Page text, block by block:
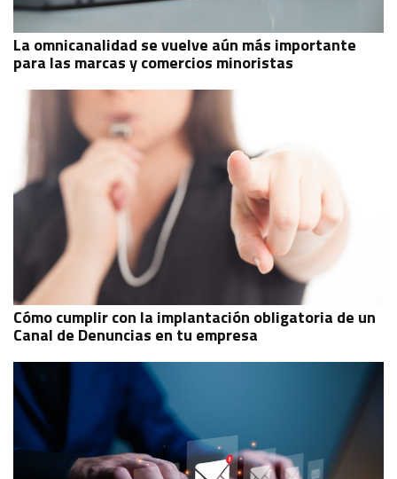
La omnicanalidad se vuelve aún más importante
para las marcas y comercios minoristas
Cómo cumplir con la implantación obligatoria de un
Canal de Denuncias en tu empresa